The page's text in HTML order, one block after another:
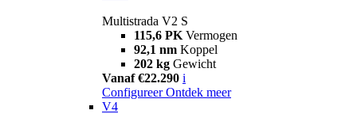
Multistrada V2 S
115,6 PK Vermogen
92,1 nm Koppel
202 kg Gewicht
Vanaf €22.290 i
Configureer Ontdek meer
V4